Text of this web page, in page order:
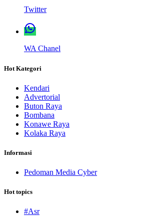
Twitter
WA Chanel
Hot Kategori
Kendari
Advertorial
Buton Raya
Bombana
Konawe Raya
Kolaka Raya
Informasi
Pedoman Media Cyber
Hot topics
#Asr